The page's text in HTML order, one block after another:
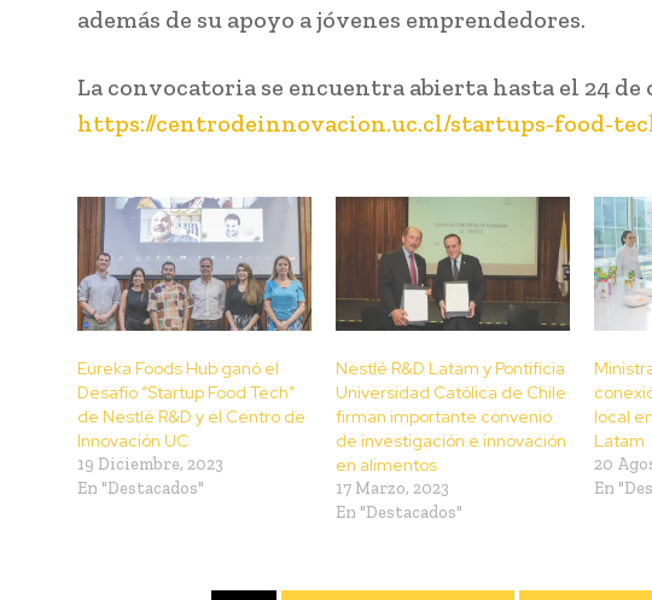
además de su apoyo a jóvenes emprendedores.
La convocatoria se encuentra abierta hasta el 24 de
https://centrodeinnovacion.uc.cl/startups-food-
Eureka Foods Hub ganó el
Desafío “Startup Food Tech”
de Nestlé R&D y el Centro de
Innovación UC
19 Diciembre, 2023
En "Destacados"
Nestlé R&D Latam y Pontificia
Universidad Católica de Chile
firman importante convenio
de investigación e innovación
en alimentos
17 Marzo, 2023
En "Destacados"
local
Latam
20
En